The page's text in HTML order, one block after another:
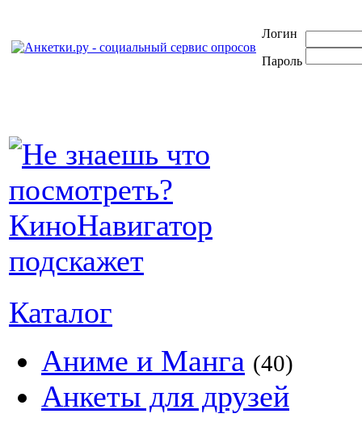
Логин
Пароль
Каталог
Аниме и Манга (40)
Анкеты для друзей